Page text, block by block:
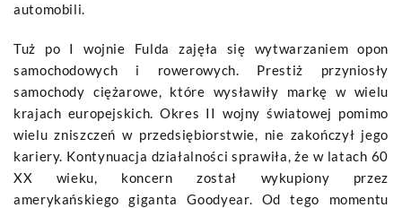
automobili.
Tuż po I wojnie Fulda zajęła się wytwarzaniem opon
samochodowych i rowerowych. Prestiż przyniosły
samochody ciężarowe, które wysławiły markę w wielu
krajach europejskich. Okres II wojny światowej pomimo
wielu zniszczeń w przedsiębiorstwie, nie zakończył jego
kariery. Kontynuacja działalności sprawiła, że w latach 60
XX wieku, koncern został wykupiony przez
amerykańskiego giganta Goodyear. Od tego momentu